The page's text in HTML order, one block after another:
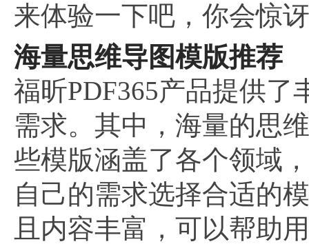
来体验一下吧，你会惊
海量思维导图模版推荐
福昕PDF365产品提供
需求。其中，海量的思
些模版涵盖了各个领域
自己的需求选择合适的
且内容丰富，可以帮助